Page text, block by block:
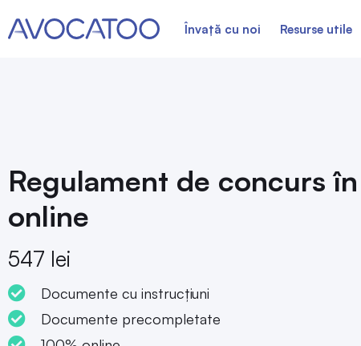
Învață cu noi Resurse utile
Regulament de concurs
online
547 lei
Documente cu instrucțiuni
Documente precompletate